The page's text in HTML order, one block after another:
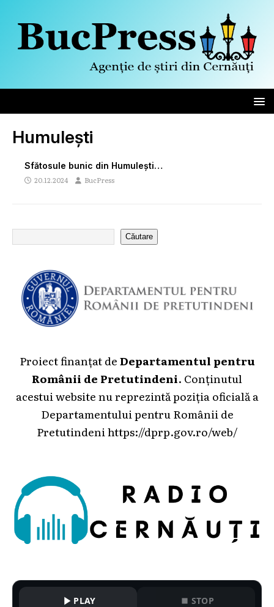
Humulești
Sfătosule bunic din Humulești…
20.12.2024 BucPress
Căutare
Proiect finanțat deDepartamentul pentru
Românii de Pretutindeni. Conținutul
acestui website nu reprezintă poziția oficială a
Departamentului pentru Românii de
Pretutindeni https://dprp.gov.ro/web/
PLAY STOP